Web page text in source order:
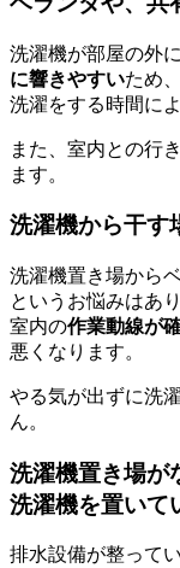
洗濯機が部屋の外
に響きやすいため
洗濯をする時間に
また、室内との行
ます。
洗濯機から干す
洗濯機置き場から
というお悩みはあ
室内の作業動線が
悪くなります。
やる気が出ずに洗
ん。
洗濯機置き場が
洗濯機を置いて
排水設備が整って